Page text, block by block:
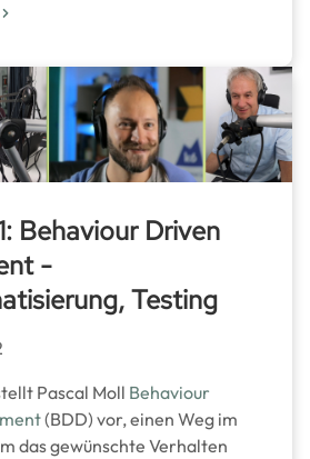
Behaviour Driven
-
Testing
Pascal Moll Behaviour
(BDD) vor, einen Weg im
das gewünschte Verhalten